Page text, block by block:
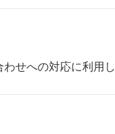
せへの対応に利用し